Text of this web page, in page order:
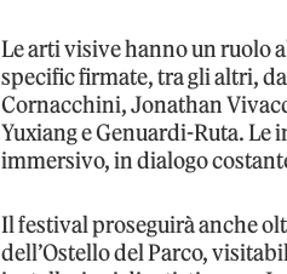
Le arti visive hanno un ruolo
specific firmate, tra gli altri,
Cornacchini, Jonathan
Yuxiang e Genuardi-Ruta.
immersivo, in dialogo
Il festival proseguirà anche
dell’Ostello del Parco,